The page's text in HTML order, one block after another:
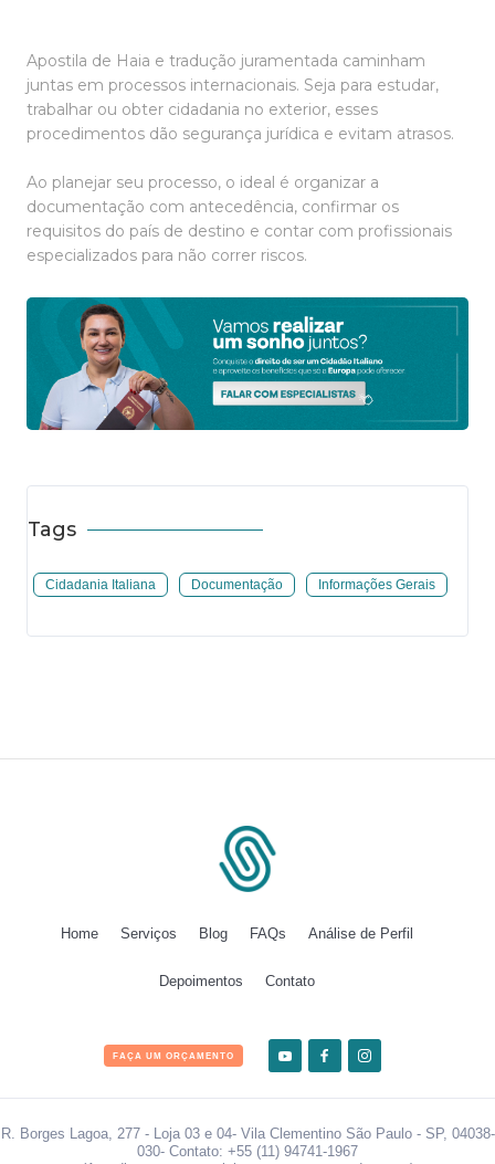
Apostila de Haia e tradução juramentada caminham
juntas em processos internacionais. Seja para estudar,
trabalhar ou obter cidadania no exterior, esses
procedimentos dão segurança jurídica e evitam atrasos.
Ao planejar seu processo, o ideal é organizar a
documentação com antecedência, confirmar os
requisitos do país de destino e contar com profissionais
especializados para não correr riscos.
Tags
Cidadania Italiana Documentação Informações Gerais
Home Serviços Blog FAQs Análise de Perfil
Depoimentos Contato
FAÇA UM ORÇAMENTO
R. Borges Lagoa, 277 - Loja 03 e 04- Vila Clementino São Paulo - SP, 04038-
030- Contato: +55 (11) 94741-1967